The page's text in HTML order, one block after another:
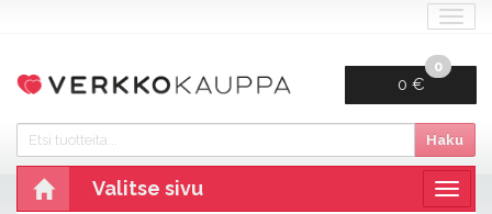
0 €
0
Haku
Valitse sivu